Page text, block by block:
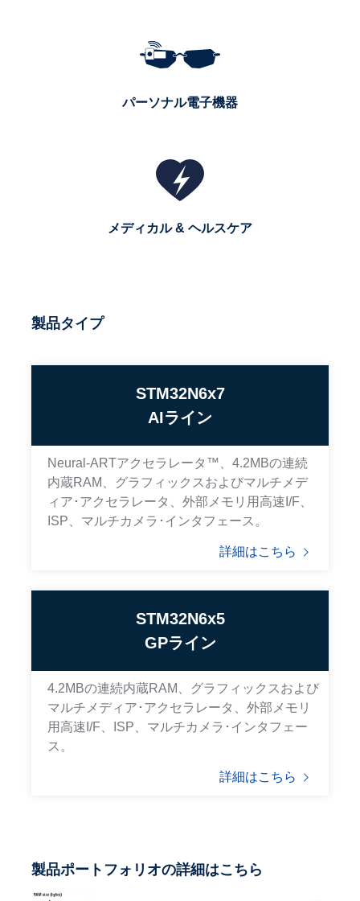
パーソナル電子機器
メディカル & ヘルスケア
製品タイプ
STM32N6x7
AIライン
Neural-ARTアクセラレータ™、4.2MBの連続
内蔵RAM、グラフィックスおよびマルチメデ
ィア･アクセラレータ、外部メモリ用高速I/F、
ISP、マルチカメラ･インタフェース。
詳細はこちら
STM32N6x5
GPライン
4.2MBの連続内蔵RAM、グラフィックスおよび
マルチメディア･アクセラレータ、外部メモリ
用高速I/F、ISP、マルチカメラ･インタフェー
ス。
詳細はこちら
製品ポートフォリオの詳細はこちら